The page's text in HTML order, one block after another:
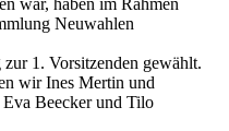
war, haben im Rahmen
Neuwahlen
1. Vorsitzenden gewählt.
wir Ines Mertin und
Beecker und Tilo